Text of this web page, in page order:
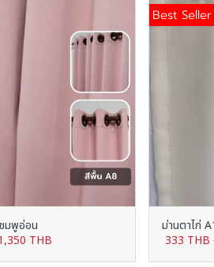
มพูอ่อน
THB
Best Seller
ม่านตาไก่
333 THB